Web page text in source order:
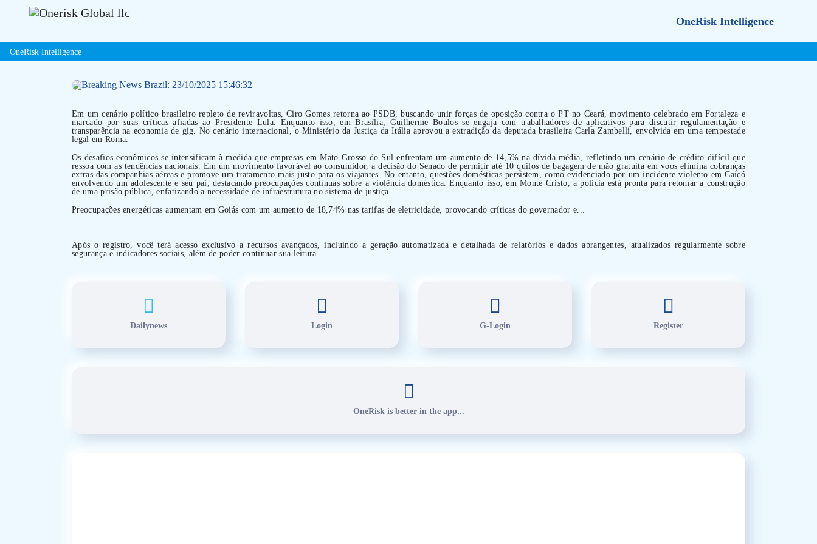
OneRisk Intelligence
OneRisk Intelligence
Em um cenário político brasileiro repleto de reviravoltas, Ciro Gomes retorna ao PSDB, buscando unir forças de oposição contra o PT no Ceará, movimento celebrado em Fortaleza e
marcado por suas críticas afiadas ao Presidente Lula. Enquanto isso, em Brasília, Guilherme Boulos se engaja com trabalhadores de aplicativos para discutir regulamentação e
transparência na economia de gig. No cenário internacional, o Ministério da Justiça da Itália aprovou a extradição da deputada brasileira Carla Zambelli, envolvida em uma tempestade
legal em Roma.
Os desafios econômicos se intensificam à medida que empresas em Mato Grosso do Sul enfrentam um aumento de 14,5% na dívida média, refletindo um cenário de crédito difícil que
ressoa com as tendências nacionais. Em um movimento favorável ao consumidor, a decisão do Senado de permitir até 10 quilos de bagagem de mão gratuita em voos elimina cobranças
extras das companhias aéreas e promove um tratamento mais justo para os viajantes. No entanto, questões domésticas persistem, como evidenciado por um incidente violento em Caicó
envolvendo um adolescente e seu pai, destacando preocupações contínuas sobre a violência doméstica. Enquanto isso, em Monte Cristo, a polícia está pronta para retomar a construção
de uma prisão pública, enfatizando a necessidade de infraestrutura no sistema de justiça.
Preocupações energéticas aumentam em Goiás com um aumento de 18,74% nas tarifas de eletricidade, provocando críticas do governador e...
Após o registro, você terá acesso exclusivo a recursos avançados, incluindo a geração automatizada e detalhada de relatórios e dados abrangentes, atualizados regularmente sobre
segurança e indicadores sociais, além de poder continuar sua leitura.
Dailynews Login G-Login Register
OneRisk is better in the app...